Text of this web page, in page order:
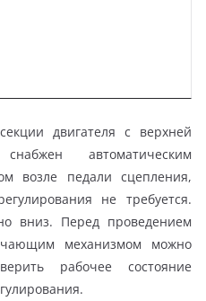
двигателя с верхней
автоматическим
возле педали сцепления,
не требуется.
вниз. Перед проведением
механизмом можно
рабочее состояние